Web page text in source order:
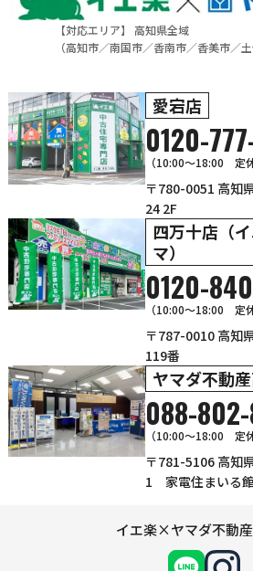
【対応エリア】 高知県全域
（高知市／南国市／香南市／香美市／
愛宕店
0120-
（10:00～18:00 定
〒780-0051 高知
24 2F
四万十店（
マ）
0120-
（10:00〜18:00 定
〒787-0010 高知
119番
ヤマダ不動
088-
（10:00～18:00 定
〒781-5106 高知
1 家電住まいる
イエ楽×ヤマダ不動